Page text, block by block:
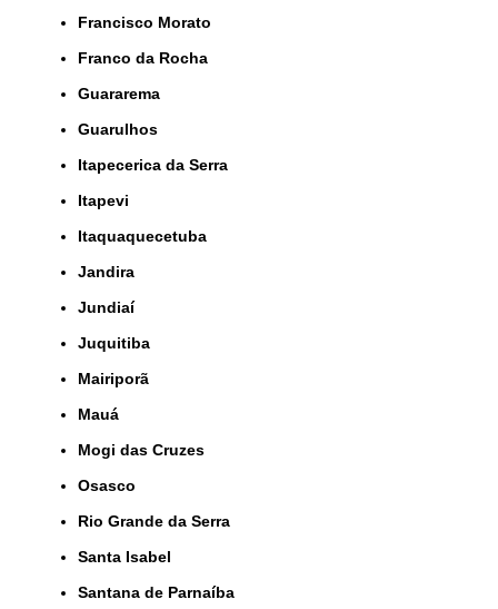
Francisco Morato
Franco da Rocha
Guararema
Guarulhos
Itapecerica da Serra
Itapevi
Itaquaquecetuba
Jandira
Jundiaí
Juquitiba
Mairiporã
Mauá
Mogi das Cruzes
Osasco
Rio Grande da Serra
Santa Isabel
Santana de Parnaíba